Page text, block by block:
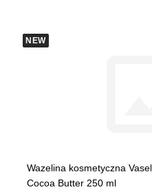
NEW
Wazelina kosmetyczna
Cocoa Butter 250 ml